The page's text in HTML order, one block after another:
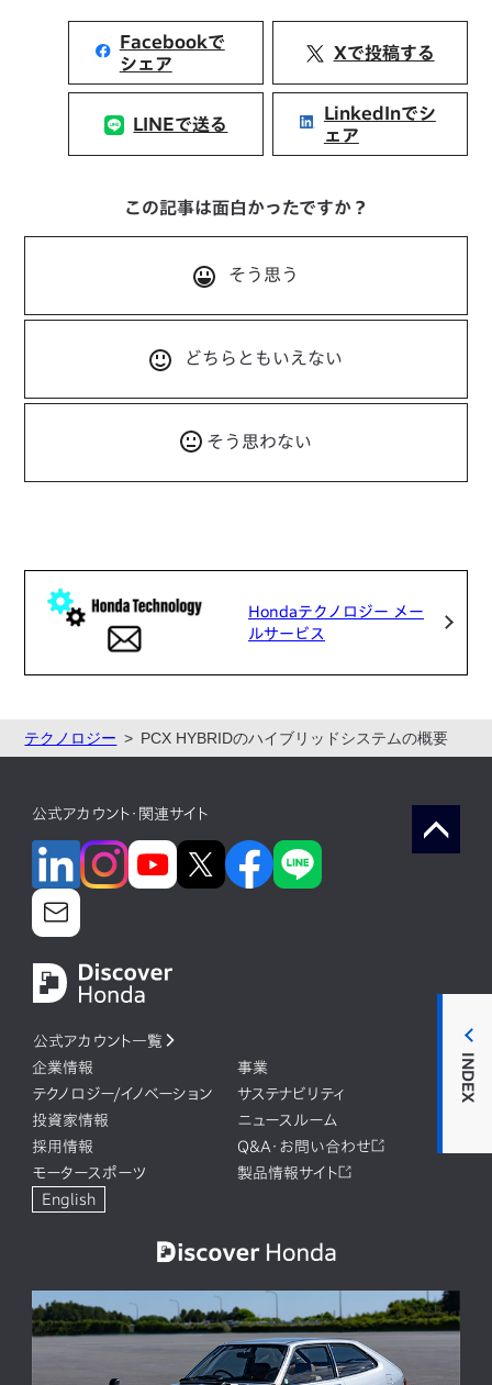
INDEX
Facebookで
シェア
Xで投稿する
LINEで送る
LinkedInでシ
ェア
この記事は面白かったですか？
そう思う
どちらともいえない
そう思わない
Hondaテクノロジー メー
ルサービス
テクノロジー PCX HYBRIDのハイブリッドシステムの概要
公式アカウント・関連サイト
公式アカウント一覧
企業情報
事業
テクノロジー/イノベーション
サステナビリティ
投資家情報
ニュースルーム
採用情報
Q&A・お問い合わせ
モータースポーツ
製品情報サイト
English